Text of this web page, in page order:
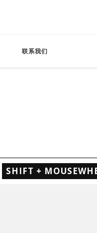
联系我们
SHIFT +